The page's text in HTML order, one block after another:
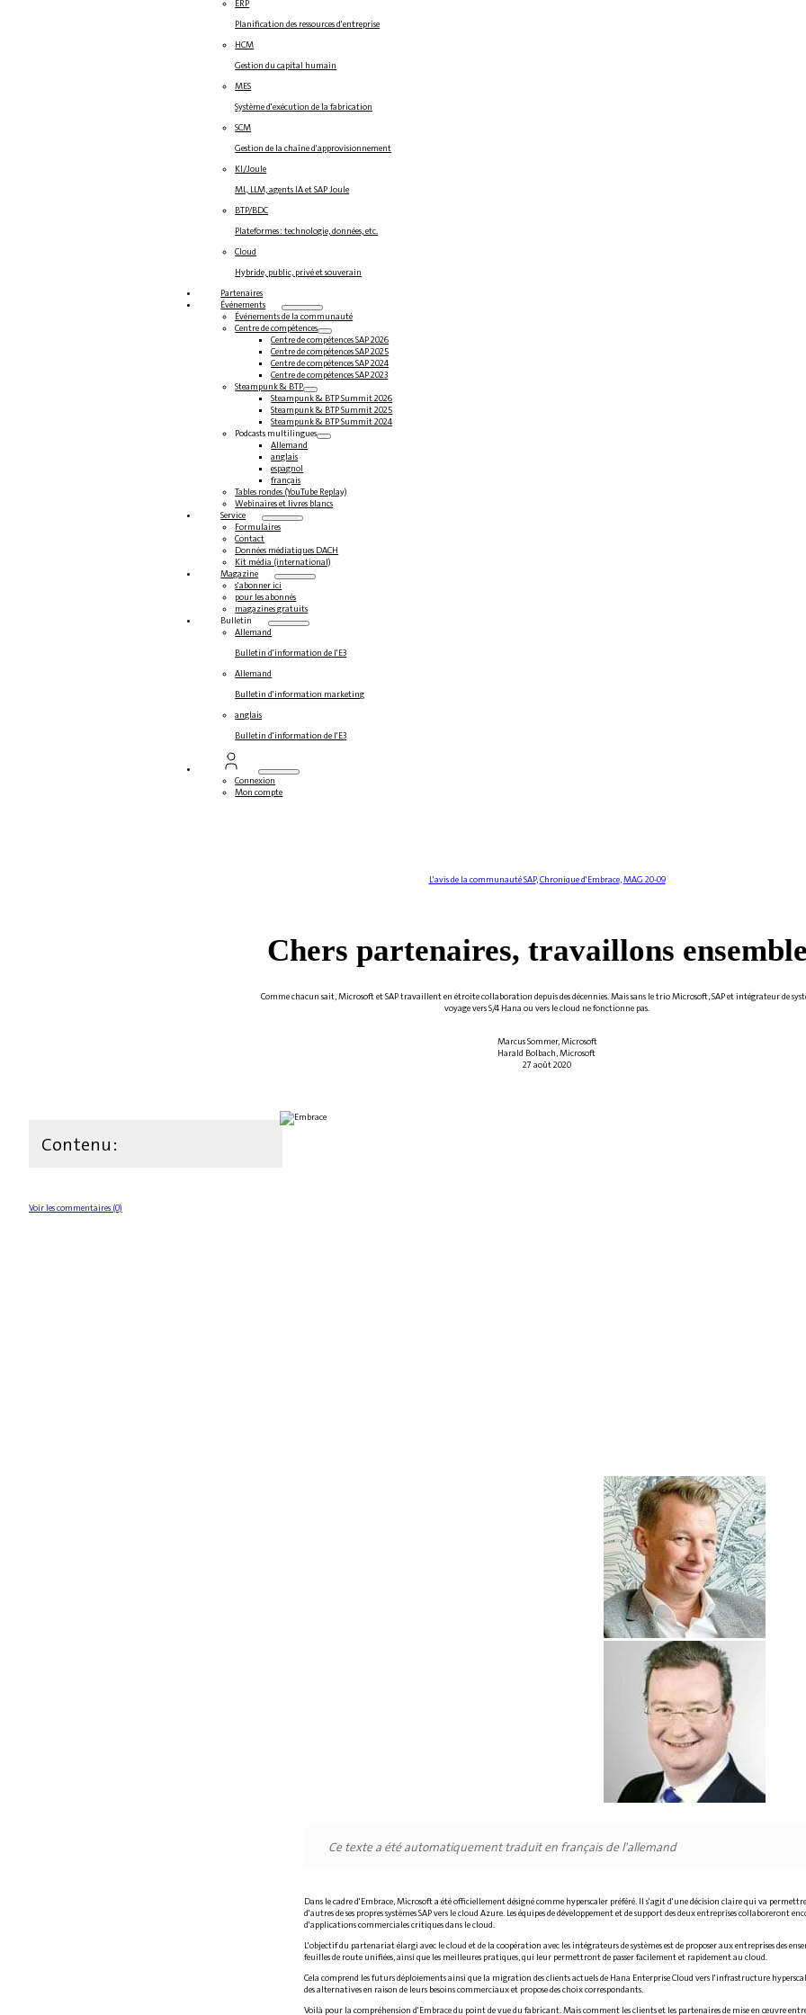
ERP
Planification des ressources d'entreprise
HCM
Gestion du capital humain
MES
Système d'exécution de la fabrication
SCM
Gestion de la chaîne d'approvisionnement
KI/Joule
ML, LLM, agents IA et SAP Joule
BTP/BDC
Plateformes : technologie, données, etc.
Cloud
Hybride, public, privé et souverain
Partenaires
Événements
Événements de la communauté
Centre de compétences
Centre de compétences SAP 2026
Centre de compétences SAP 2025
Centre de compétences SAP 2024
Centre de compétences SAP 2023
Steampunk & BTP
Steampunk & BTP Summit 2026
Steampunk & BTP Summit 2025
Steampunk & BTP Summit 2024
Podcasts multilingues
Allemand
anglais
espagnol
français
Tables rondes (YouTube Replay)
Webinaires et livres blancs
Service
Formulaires
Contact
Données médiatiques DACH
Kit média (international)
Magazine
s'abonner ici
pour les abonnés
magazines gratuits
Bulletin
Allemand
Bulletin d'information de l'E3
Allemand
Bulletin d'information marketing
anglais
Bulletin d'information de l'E3
Connexion
Mon compte
L'avis de la communauté SAP,Chronique d'Embrace,MAG 20-09
Chers partenaires, travaillons
Comme chacun sait, Microsoft et SAP travaillent en étroite collaboration depuis des décennies. Mais sans le trio Microsoft, SAP et intégrateur de
voyage vers S/4 Hana ou vers le cloud ne fonctionne pas.
Marcus Sommer, Microsoft
Harald Bolbach, Microsoft
27 août 2020
Contenu :
Voir les commentaires (0)
Ce texte a été automatiquement traduit en français de l'allemand
Dans le cadre d'Embrace, Microsoft a été officiellement désigné comme hyperscaler préféré. Il s'agit d'une décision claire qui va
d'autres de ses propres systèmes SAP vers le cloud Azure. Les équipes de développement et de support des deux entreprises
d'applications commerciales critiques dans le cloud.
L'objectif du partenariat élargi avec le cloud et de la coopération avec les intégrateurs de systèmes est de proposer aux entreprises des
feuilles de route unifiées, ainsi que les meilleures pratiques, qui leur permettront de passer facilement et rapidement au cloud.
Cela comprend les futurs déploiements ainsi que la migration des clients actuels de Hana Enterprise Cloud vers l'infrastructure
des alternatives en raison de leurs besoins commerciaux et propose des choix correspondants.
Voilà pour la compréhension d'Embrace du point de vue du fabricant. Mais comment les clients et les partenaires de mise en œuvre